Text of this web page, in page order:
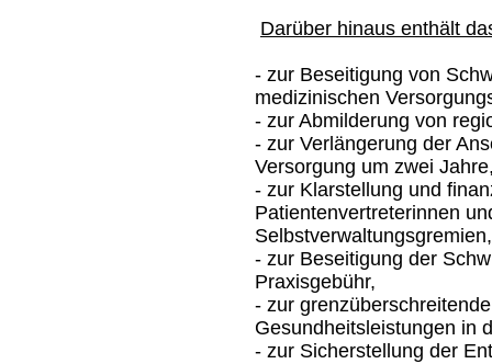
Darüber hinaus enthält
- zur Beseitigung von
medizinischen
- zur Abmilderung von
- zur Verlängerung der
Versorgung um zwei
- zur Klarstellung und
Patientenvertreterinnen
Selbstverwaltungsgremien,
- zur Beseitigung der
Praxisgebühr,
- zur
Gesundheitsleistungen in
- zur Sicherstellung der